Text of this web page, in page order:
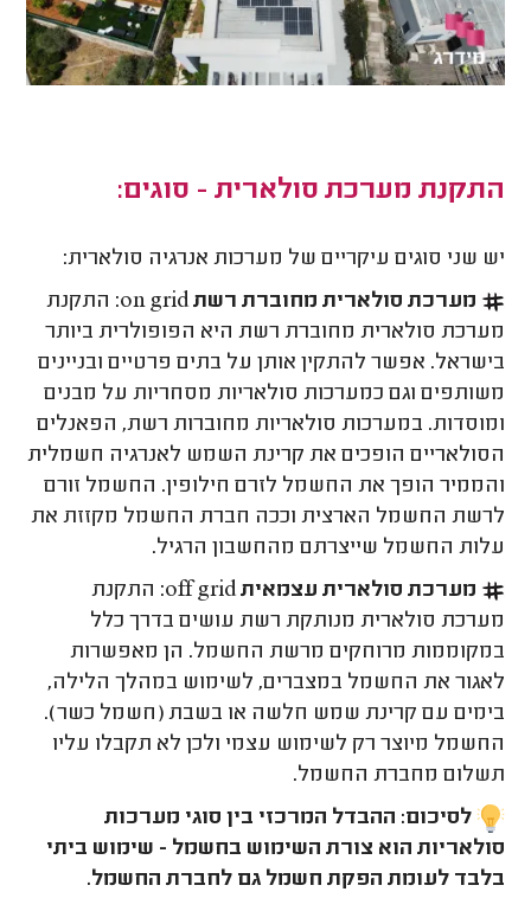
התקנת מערכת סולארית - סוגים:
יש שני סוגים עיקריים של מערכות אנרגיה סולארית:
מערכת סולארית מחוברת רשתon grid: התקנת
מערכת סולארית מחוברת רשת היא הפופולרית ביותר
בישראל. אפשר להתקין אותן על בתים פרטיים ובניינים
משותפים וגם כמערכות סולאריות מסחריות על מבנים
ומוסדות. במערכות סולאריות מחוברות רשת, הפאנלים
הסולאריים הופכים את קרינת השמש לאנרגיה חשמלית
והממיר הופך את החשמל לזרם חילופין. החשמל זורם
לרשת החשמל הארצית וככה חברת החשמל מקזזת את
עלות החשמל שייצרתם מהחשבון הרגיל.
מערכת סולארית עצמאיתoff grid: התקנת
מערכת סולארית מנותקת רשת עושים בדרך כלל
במקוממות מרוחקים מרשת החשמל. הן מאפשרות
לאגור את החשמל במצברים, לשימוש במהלך הלילה,
בימים עם קרינת שמש חלשה או בשבת (חשמל כשר).
החשמל מיוצר רק לשימוש עצמי ולכן לא תקבלו עליו
תשלום מחברת החשמל.
לסיכום: ההבדל המרכזי בין סוגי מערכות
סולאריות הוא צורת השימוש בחשמל - שימוש ביתי
בלבד לעומת הפקת חשמל גם לחברת החשמל.